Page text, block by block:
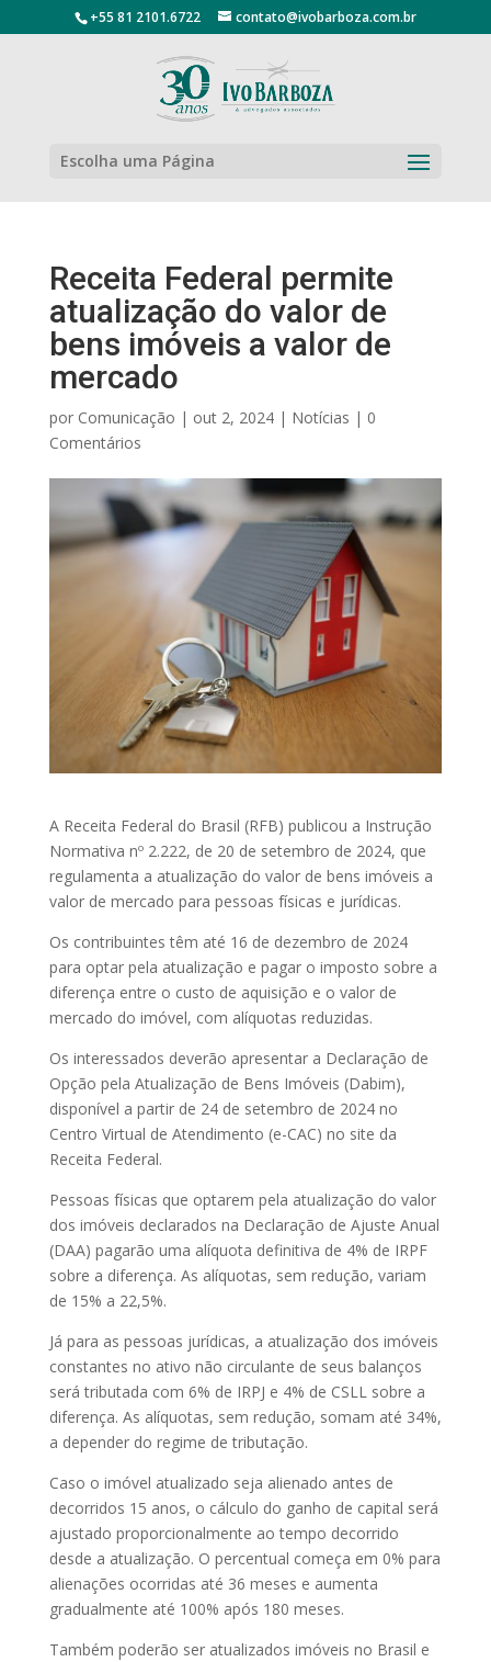
+55 81 2101.6722 contato@ivobarboza.com.br
Escolha uma Página
Receita Federal permite
atualização do valor de
bens imóveis a valor de
mercado
por Comunicação | out 2, 2024| Notícias | 0
Comentários
A Receita Federal do Brasil (RFB) publicou a Instrução
Normativa nº 2.222, de 20 de setembro de 2024, que
regulamenta a atualização do valor de bens imóveis a
valor de mercado para pessoas físicas e jurídicas.
Os contribuintes têm até 16 de dezembro de 2024
para optar pela atualização e pagar o imposto sobre a
diferença entre o custo de aquisição e o valor de
mercado do imóvel, com alíquotas reduzidas.
Os interessados deverão apresentar a Declaração de
Opção pela Atualização de Bens Imóveis (Dabim),
disponível a partir de 24 de setembro de 2024 no
Centro Virtual de Atendimento (e-CAC) no site da
Receita Federal.
Pessoas físicas que optarem pela atualização do valor
dos imóveis declarados na Declaração de Ajuste Anual
(DAA) pagarão uma alíquota definitiva de 4% de IRPF
sobre a diferença. As alíquotas, sem redução, variam
de 15% a 22,5%.
Já para as pessoas jurídicas, a atualização dos imóveis
constantes no ativo não circulante de seus balanços
será tributada com 6% de IRPJ e 4% de CSLL sobre a
diferença. As alíquotas, sem redução, somam até 34%,
a depender do regime de tributação.
Caso o imóvel atualizado seja alienado antes de
decorridos 15 anos, o cálculo do ganho de capital será
ajustado proporcionalmente ao tempo decorrido
desde a atualização. O percentual começa em 0% para
alienações ocorridas até 36 meses e aumenta
gradualmente até 100% após 180 meses.
Também poderão ser atualizados imóveis no Brasil e